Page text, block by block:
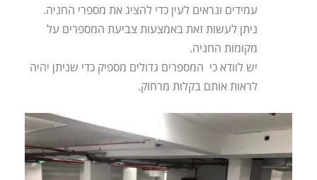
עמידים ונראים לעין כדי להציג את מספרי החניה.
ניתן לעשות זאת באמצעות צביעת המספרים על
מקומות החניה.
יש לוודא כי המספרים גדולים מספיק כדי שניתן יהיה
לראות אותם בקלות מרחוק.